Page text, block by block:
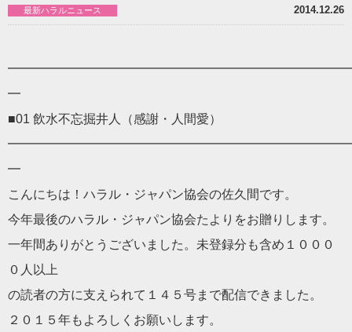
2014.12.26
最新ハラルニュース
━
■01 飲水不忘掘井人（感謝・人間愛）
━
こんにちは！ ハラル ・ ジャパン協会の佐久間です。
今年最後のハラル ・ ジャパン協会た より をお贈りします。
一年間ありがとうございました。未登録分も含め１０００
０人以上
の読者の方に支えられて１４５号まで配信できました。
２０１５年もよろしくお願いします。